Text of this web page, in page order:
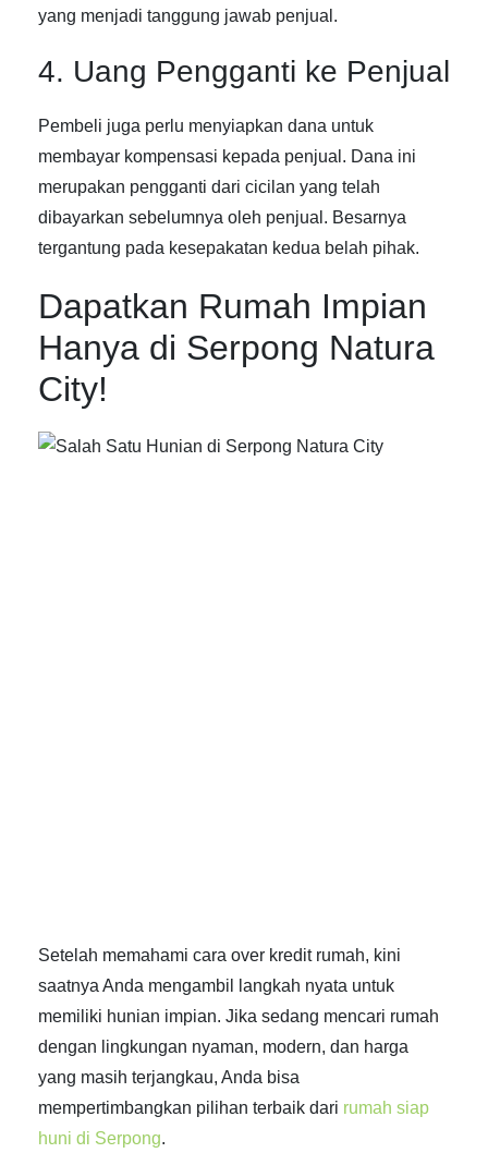
yang menjadi tanggung jawab penjual.
4. Uang Pengganti ke Penjual
Pembeli juga perlu menyiapkan dana untuk
membayar kompensasi kepada penjual. Dana ini
merupakan pengganti dari cicilan yang telah
dibayarkan sebelumnya oleh penjual. Besarnya
tergantung pada kesepakatan kedua belah pihak.
Dapatkan Rumah Impian
Hanya di Serpong Natura
City!
Setelah memahami cara over kredit rumah, kini
saatnya Anda mengambil langkah nyata untuk
memiliki hunian impian. Jika sedang mencari rumah
dengan lingkungan nyaman, modern, dan harga
yang masih terjangkau, Anda bisa
mempertimbangkan pilihan terbaik dari rumah siap
huni di Serpong.